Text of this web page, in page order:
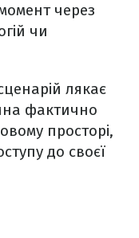
через
чи
лякає
фактично
просторі,
до своєї